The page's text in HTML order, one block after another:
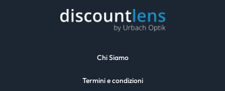
Chi Siamo
Termini e condizioni